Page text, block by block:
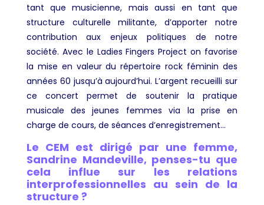
tant que musicienne, mais aussi en tant que
structure culturelle militante, d’apporter notre
contribution aux enjeux politiques de notre
société. Avec le Ladies Fingers Project on favorise
la mise en valeur du répertoire rock féminin des
années 60 jusqu’à aujourd’hui. L’argent recueilli sur
ce concert permet de soutenir la pratique
musicale des jeunes femmes via la prise en
charge de cours, de séances d’enregistrement…
Le CEM est dirigé par une femme,
Sandrine Mandeville, penses-tu que
cela influe sur les relations
interprofessionnelles au sein de la
structure ?